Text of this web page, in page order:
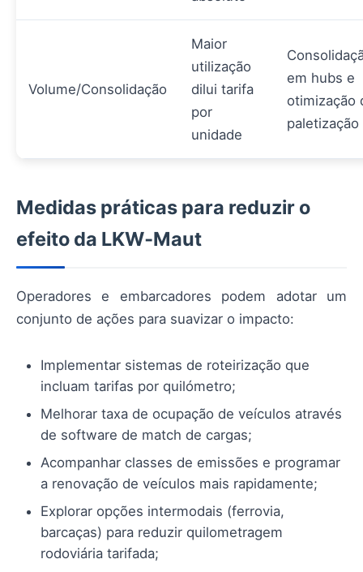
Volume/Consolidação
Maior
utilização
dilui tarifa
por
unidade
em hubs e
otimização
paletização
Medidas práticas para reduzir o
efeito da LKW‑Maut
Operadores e embarcadores podem adotar um
conjunto de ações para suavizar o impacto:
Implementar sistemas de roteirização que
incluam tarifas por quilómetro;
Melhorar taxa de ocupação de veículos através
de software de match de cargas;
Acompanhar classes de emissões e programar
a renovação de veículos mais rapidamente;
Explorar opções intermodais (ferrovia,
barcaças) para reduzir quilometragem
rodoviária tarifada;